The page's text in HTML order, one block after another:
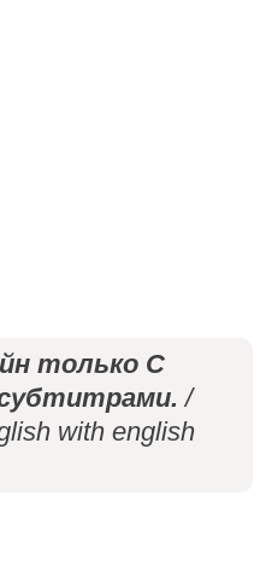
только С
/
with english